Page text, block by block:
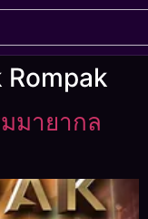
Rompak
มายากล